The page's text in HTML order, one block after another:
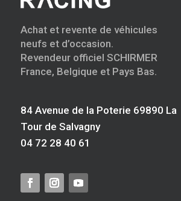
Achat et revente de véhicules
neufs et d’occasion.
Revendeur officiel SCHIRMER
France, Belgique et Pays Bas.
84 Avenue de la Poterie 69890 La
Tour de Salvagny
04 72 28 40 61